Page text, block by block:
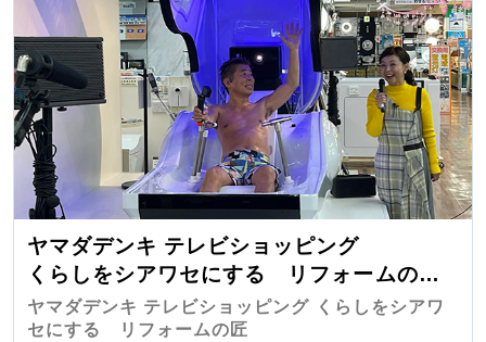
ヤマダデンキ テレビショッピング
くらしをシアワセにする リフォームの
匠 第7弾
ヤマダデンキ テレビショッピング くらしをシアワ
セにする リフォームの匠